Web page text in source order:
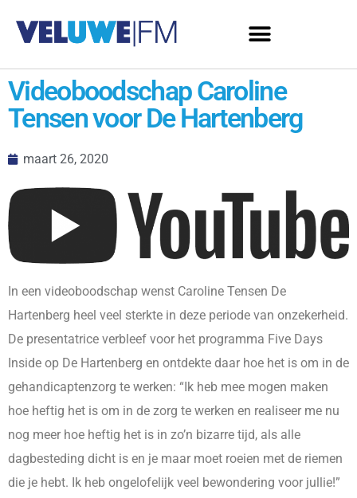
Videoboodschap Caroline
Tensen voor De Hartenberg
maart 26, 2020
In een videoboodschap wenst Caroline Tensen De
Hartenberg heel veel sterkte in deze periode van onzekerheid.
De presentatrice verbleef voor het programma Five Days
Inside op De Hartenberg en ontdekte daar hoe het is om in de
gehandicaptenzorg te werken: “Ik heb mee mogen maken
hoe heftig het is om in de zorg te werken en realiseer me nu
nog meer hoe heftig het is in zo’n bizarre tijd, als alle
dagbesteding dicht is en je maar moet roeien met de riemen
die je hebt. Ik heb ongelofelijk veel bewondering voor jullie!”